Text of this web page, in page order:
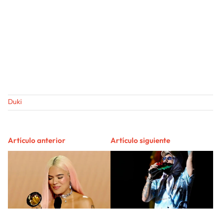
Duki
Artículo anterior Artículo siguiente